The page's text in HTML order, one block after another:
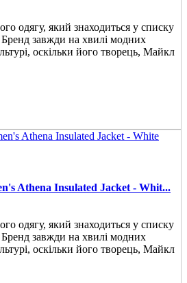
одягу, який знаходиться у списку
Бренд завжди на хвилі модних
оскільки його творець, Майкл
Athena Insulated Jacket - Whit...
одягу, який знаходиться у списку
Бренд завжди на хвилі модних
оскільки його творець, Майкл